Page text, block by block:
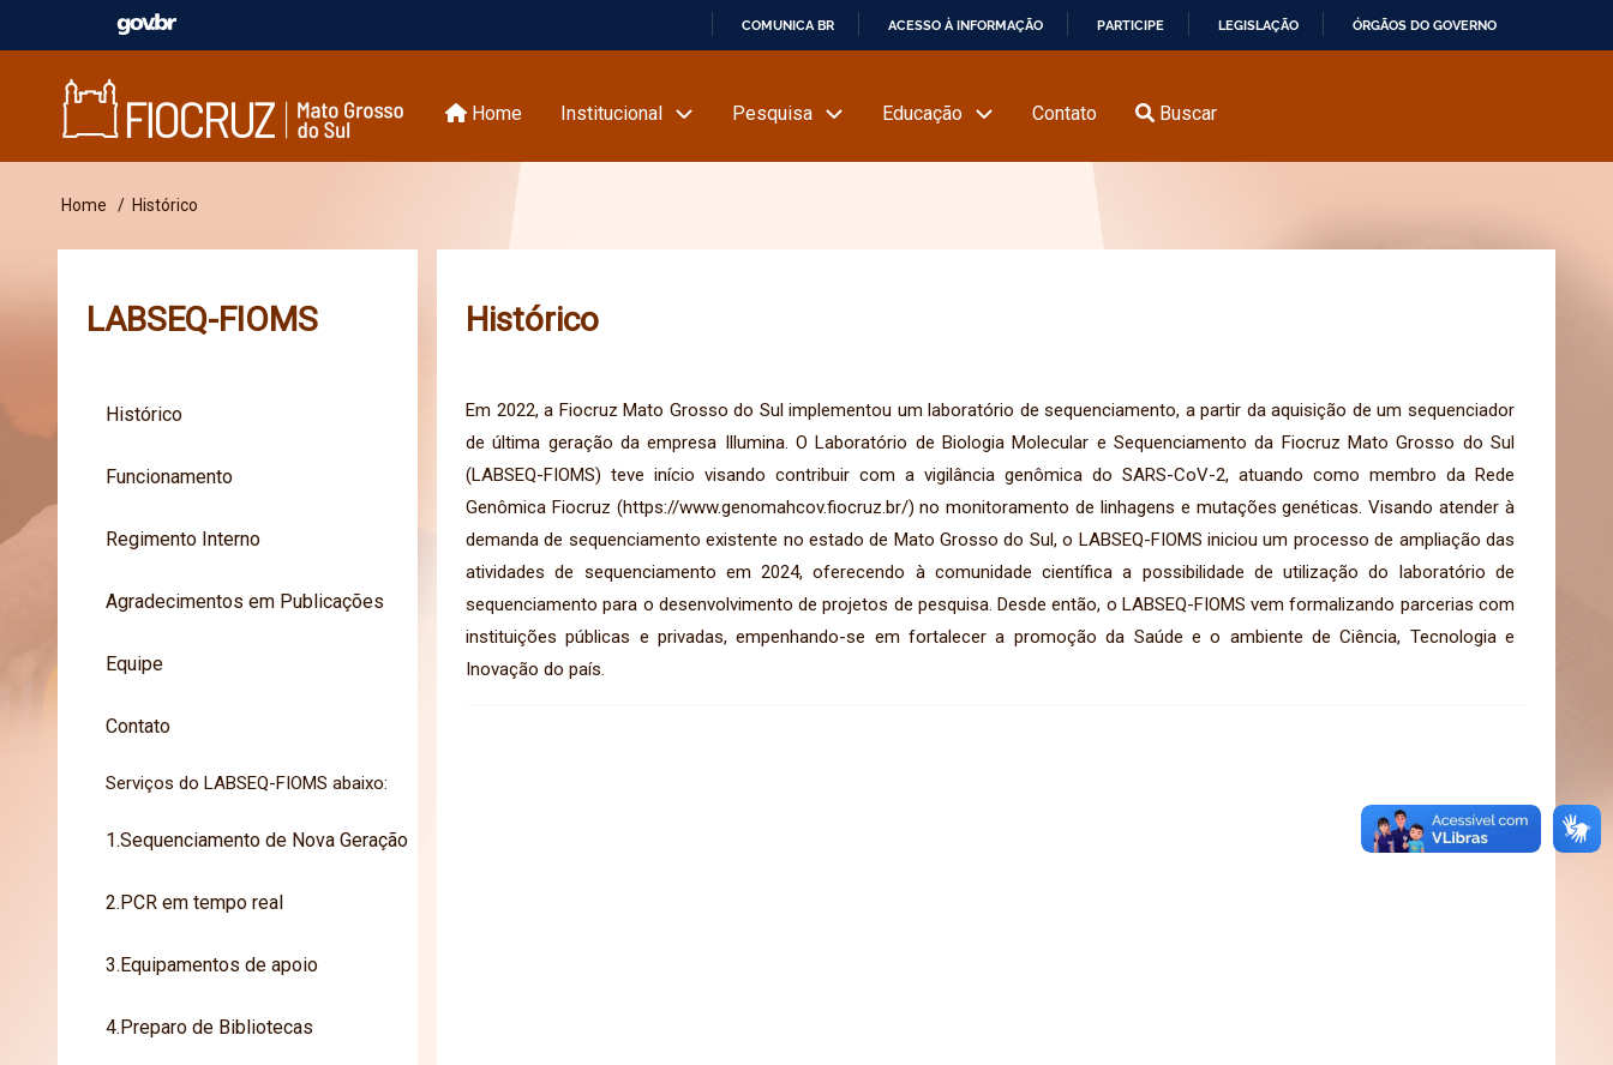
A
E
Ú
D
O
COMUNICA BR ACESSO À INFORMAÇÃO PARTICIPE LEGISLAÇÃO ÓRGÃOS DO GOVERNO
conteúdo
principal
Main
Home Institucional Pesquisa Educação Contato Buscar
Trilha
navegação
Home Histórico
LABSEQ-FIOMS
Histórico
Funcionamento
Regimento Interno
Agradecimentos em Publicações
Equipe
Contato
Serviços do LABSEQ-FIOMS abaixo:
1.Sequenciamento de Nova Geração
2.PCR em tempo real
3.Equipamentos de apoio
4.Preparo de Bibliotecas
Histórico
Em 2022, a Fiocruz Mato Grosso do Sul implementou um laboratório de sequenciamento, a partir da aquisição de um sequenciador
de última geração da empresa Illumina. O Laboratório de Biologia Molecular e Sequenciamento da Fiocruz Mato Grosso do Sul
(LABSEQ-FIOMS) teve início visando contribuir com a vigilância genômica do SARS-CoV-2, atuando como membro da Rede
Genômica Fiocruz (https://www.genomahcov.fiocruz.br/) no monitoramento de linhagens e mutações genéticas. Visando atender à
demanda de sequenciamento existente no estado de Mato Grosso do Sul, o LABSEQ-FIOMS iniciou um processo de ampliação das
atividades de sequenciamento em 2024, oferecendo à comunidade científica a possibilidade de utilização do laboratório de
sequenciamento para o desenvolvimento de projetos de pesquisa. Desde então, o LABSEQ-FIOMS vem formalizando parcerias com
instituições públicas e privadas, empenhando-se em fortalecer a promoção da Saúde e o ambiente de Ciência, Tecnologia e
Inovação do país.